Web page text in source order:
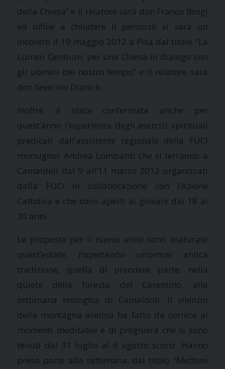
della Chiesa” e il relatore sarà don Franco Brogi
ed infine a chiudere il percorso vi sarà un
incontro il 19 maggio 2012 a Pisa dal titolo “La
Lumen Gentium: per una Chiesa in dialogo con
gli uomini del nostro tempo” e il relatore sarà
don Severino Dianich.
Inoltre, è stata confermata anche per
quest’anno l’esperienza degli esercizi spirituali
predicati dall’assistente regionale della FUCI
monsignor Andrea Lombardi che si terranno a
Camaldoli dal 9 all’11 marzo 2012 organizzati
dalla FUCI in collaborazione con l’Azione
Cattolica e che sono aperti ai giovani dai 18 ai
30 anni.
Le proposte per il nuovo anno sono maturate
quest’estate, rispettando un’ormai antica
tradizione, quella di prendere parte, nella
quiete della foresta del Casentino, alla
settimana teologica di Camaldoli. Il silenzio
della montagna aretina ha fatto da cornice ai
momenti meditativi e di preghiera che si sono
tenuti dal 31 luglio al 6 agosto scorsi. Hanno
preso parte alla settimana, dal titolo “Mettimi